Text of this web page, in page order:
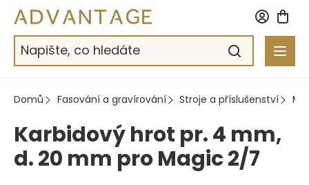
Přejít
obsah
Domů Fasování a gravírování Stroje a příslušenství
Karbidový hrot pr. 4 mm,
d. 20 mm pro Magic 2/7